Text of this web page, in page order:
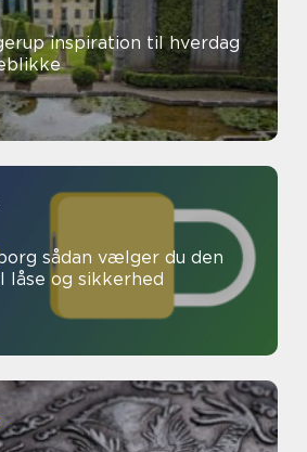
til hverdag
du den
og sikkerhed